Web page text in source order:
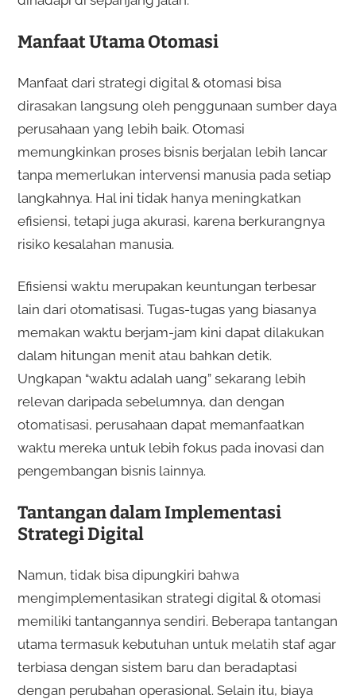
Manfaat Utama Otomasi
Manfaat dari strategi digital & otomasi bisa
dirasakan langsung oleh penggunaan sumber daya
perusahaan yang lebih baik. Otomasi
memungkinkan proses bisnis berjalan lebih lancar
tanpa memerlukan intervensi manusia pada setiap
langkahnya. Hal ini tidak hanya meningkatkan
efisiensi, tetapi juga akurasi, karena berkurangnya
risiko kesalahan manusia.
Efisiensi waktu merupakan keuntungan terbesar
lain dari otomatisasi. Tugas-tugas yang biasanya
memakan waktu berjam-jam kini dapat dilakukan
dalam hitungan menit atau bahkan detik.
Ungkapan “waktu adalah uang” sekarang lebih
relevan daripada sebelumnya, dan dengan
otomatisasi, perusahaan dapat memanfaatkan
waktu mereka untuk lebih fokus pada inovasi dan
pengembangan bisnis lainnya.
Tantangan dalam Implementasi
Strategi Digital
Namun, tidak bisa dipungkiri bahwa
mengimplementasikan strategi digital & otomasi
memiliki tantangannya sendiri. Beberapa tantangan
utama termasuk kebutuhan untuk melatih staf agar
terbiasa dengan sistem baru dan beradaptasi
dengan perubahan operasional. Selain itu, biaya